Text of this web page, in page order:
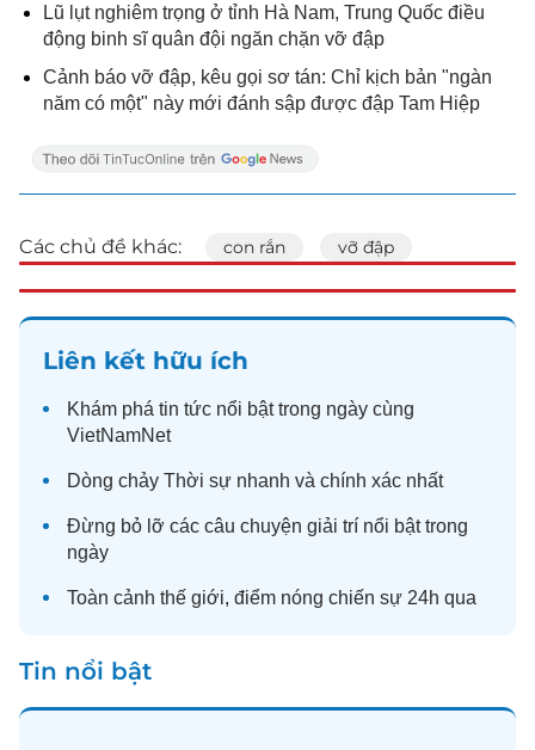
Lũ lụt nghiêm trọng ở tỉnh Hà Nam, Trung Quốc điều
động binh sĩ quân đội ngăn chặn vỡ đập
Cảnh báo vỡ đập, kêu gọi sơ tán: Chỉ kịch bản "ngàn
năm có một" này mới đánh sập được đập Tam Hiệp
Các chủ đề khác: con rắn vỡ đập
Liên kết hữu ích
Khám phá tin tức nổi bật trong ngày cùng
VietNamNet
Dòng chảy Thời sự nhanh và chính xác nhất
Đừng bỏ lỡ các câu chuyện giải trí nổi bật trong
ngày
Toàn cảnh thế giới, điểm nóng chiến sự 24h qua
Tin nổi bật